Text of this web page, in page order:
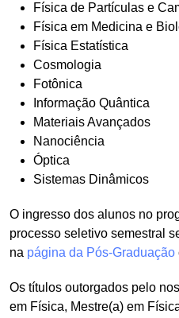
Física de Partículas e
Física em Medicina e
Física Estatística
Cosmologia
Fotônica
Informação Quântica
Materiais Avançados
Nanociência
Óptica
Sistemas Dinâmicos
O ingresso dos alunos no
processo seletivo semestral
na página da Pós-Graduação
Os títulos outorgados pelo
em Física, Mestre(a) em